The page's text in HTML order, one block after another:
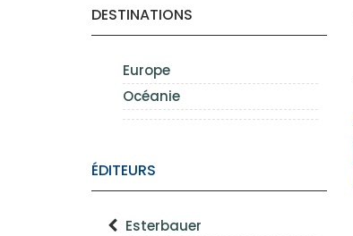
DESTINATIONS
Europe
Océanie
ÉDITEURS
Esterbauer